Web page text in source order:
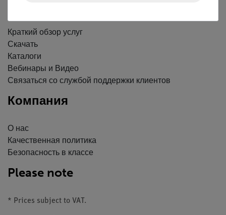
Краткий обзор услуг
Скачать
Каталоги
Вебинары и Видео
Связаться со службой поддержки клиентов
Компания
О нас
Качественная политика
Безопасность в классе
Please note
* Prices subject to VAT.